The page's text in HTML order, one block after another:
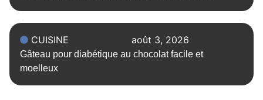
CUISINE août 3, 2026
Gâteau pour diabétique au chocolat facile et
moelleux